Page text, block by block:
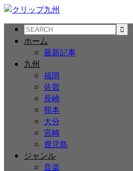
ホーム
最新記事
九州
福岡
佐賀
長崎
熊本
大分
宮崎
鹿児島
ジャンル
音楽